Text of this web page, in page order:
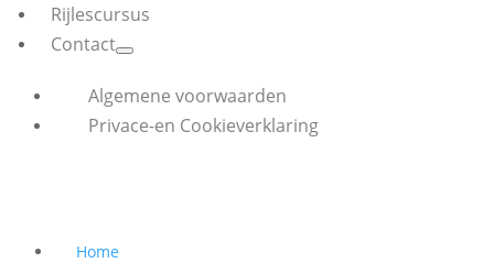
Rijlescursus
Contact
Algemene voorwaarden
Privace-en Cookieverklaring
Home